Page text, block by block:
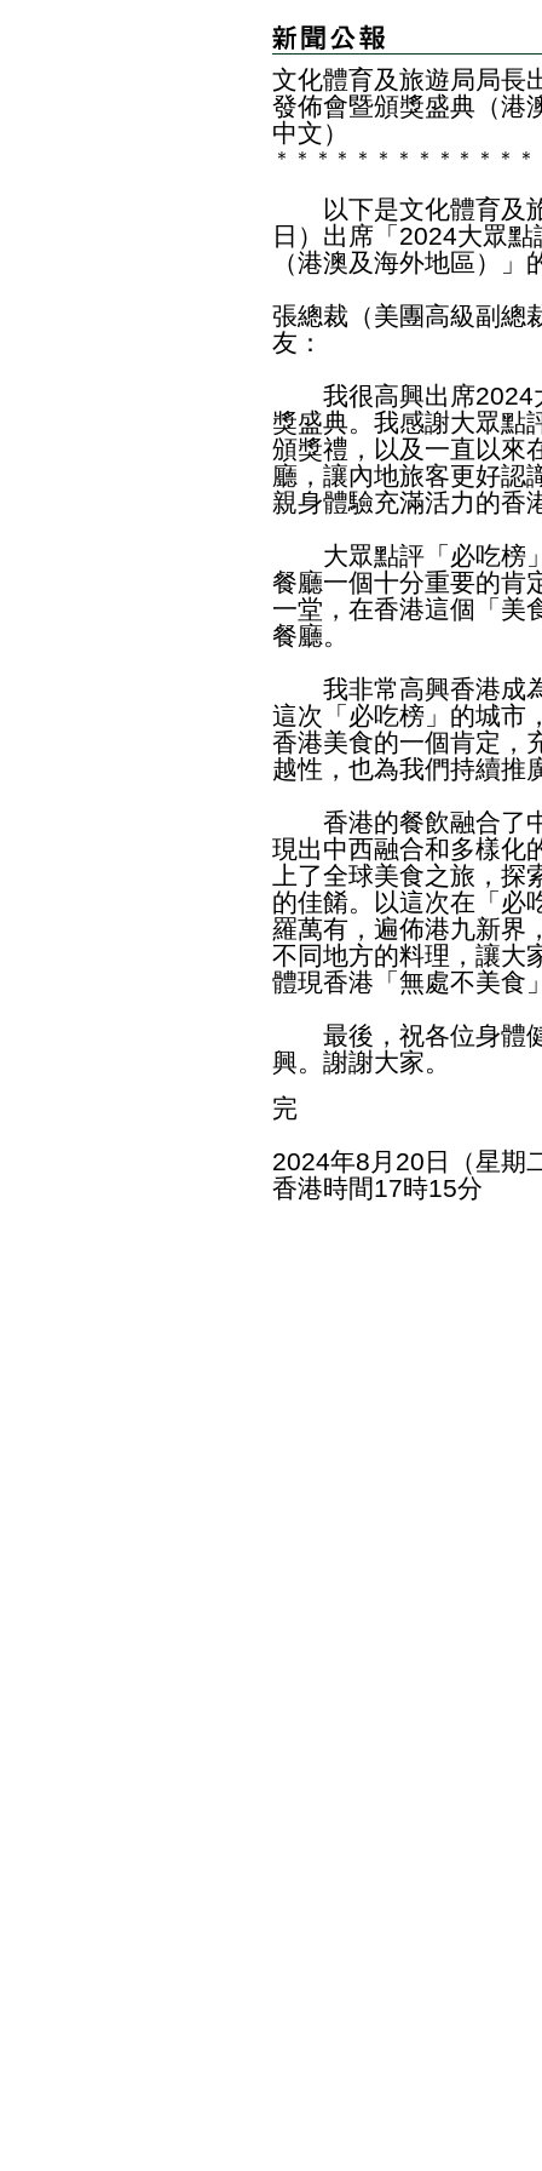
文化體育及旅遊局局長
發佈會暨頒獎盛典（港
中文）
＊ ＊ ＊ ＊ ＊ ＊ ＊ ＊ ＊ ＊ ＊ ＊ ＊
以下是文化體育及旅
日）出席「2024大眾
（港澳及海外地區）」
張總裁（美團高級副總
友：
我很高興出席2024
獎盛典。我感謝大眾點
頒獎禮，以及一直以來
廳，讓內地旅客更好認
親身體驗充滿活力的香
大眾點評「必吃榜」
餐廳一個十分重要的肯
一堂，在香港這個「美
餐廳。
我非常高興香港成為
這次「必吃榜」的城市
香港美食的一個肯定，
越性，也為我們持續推
香港的餐飲融合了中
現出中西融合和多樣化
上了全球美食之旅，
的佳餚。以這次在「必
羅萬有，遍佈港九新界
不同地方的料理，讓大
體現香港「無處不美食
最後，祝各位身體健
興。謝謝大家。
完
2024年8月20日（星期
香港時間17時15分